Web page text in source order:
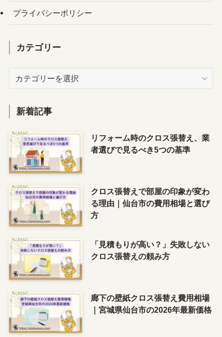
プライバシーポリシー
カテゴリー
新着記事
リフォーム時のクロス張替え、業
者選びで見るべき5つの基準
クロス張替えで部屋の印象が変わ
る理由｜仙台市の費用相場と選び
方
「見積もりが高い？」失敗しない
クロス張替えの頼み方
廊下の壁紙クロス張替え費用相場
｜宮城県仙台市の2026年最新価格